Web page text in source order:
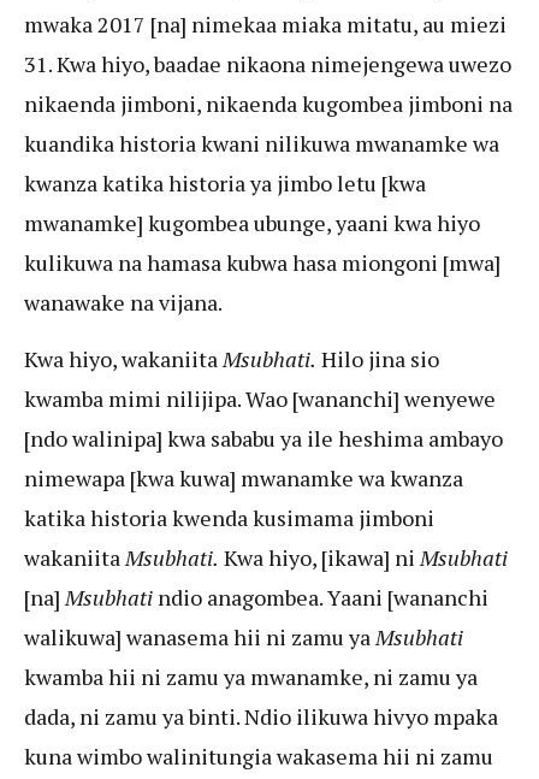
mwaka 2017 [na] nimekaa miaka mitatu, au miezi
31. Kwa hiyo, baadae nikaona nimejengewa uwezo
nikaenda jimboni, nikaenda kugombea jimboni na
kuandika historia kwani nilikuwa mwanamke wa
kwanza katika historia ya jimbo letu [kwa
mwanamke] kugombea ubunge, yaani kwa hiyo
kulikuwa na hamasa kubwa hasa miongoni [mwa]
wanawake na vijana.
Kwa hiyo, wakaniitaMsubhati. Hilo jina sio
kwamba mimi nilijipa. Wao [wananchi] wenyewe
[ndo walinipa] kwa sababu ya ile heshima ambayo
nimewapa [kwa kuwa] mwanamke wa kwanza
katika historia kwenda kusimama jimboni
wakaniitaMsubhati. Kwa hiyo, [ikawa] niMsubhati
[na]Msubhati ndio anagombea. Yaani [wananchi
walikuwa] wanasema hii ni zamu yaMsubhati
kwamba hii ni zamu ya mwanamke, ni zamu ya
dada, ni zamu ya binti. Ndio ilikuwa hivyo mpaka
kuna wimbo walinitungia wakasema hii ni zamu